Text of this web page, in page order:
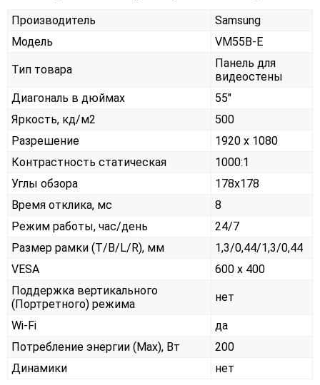
Производитель
Samsung
Модель
VM55B-E
Тип товара
Панель для
видеостены
Диагональ в дюймах
55"
Яркость, кд/м2
500
Разрешение
1920 x 1080
Контрастность статическая
1000:1
Углы обзора
178x178
Время отклика, мс
8
Режим работы, час/день
24/7
Размер рамки (T/B/L/R), мм
1,3/0,44/1,3/0,44
VESA
600 x 400
Поддержка вертикального
(Портретного) режима
нет
Wi-Fi
да
Потребление энергии (Max), Вт
200
Динамики
нет